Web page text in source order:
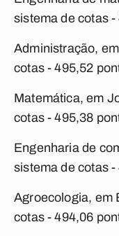
sistema de cotas
Administração,
cotas - 495,52
Matemática, em
cotas - 495,38
Engenharia de
sistema de cotas
Agroecologia, em
cotas - 494,06